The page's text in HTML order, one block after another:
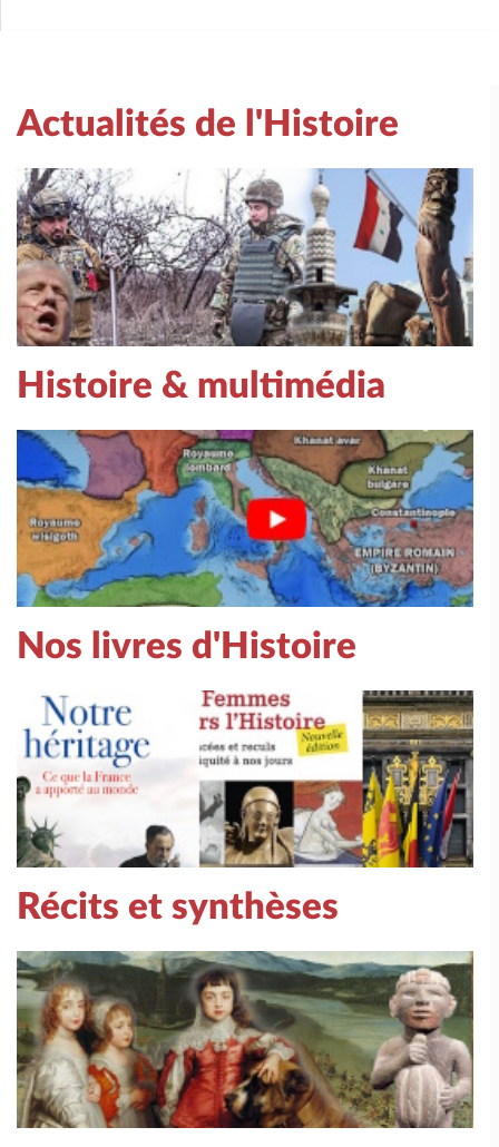
Actualités de l'Histoire
Histoire & multimédia
Nos livres d'Histoire
Récits et synthèses